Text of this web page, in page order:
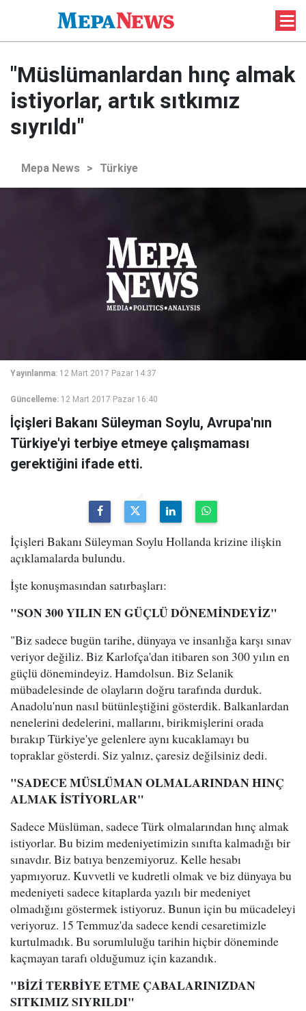
"Müslümanlardan hınç almak
istiyorlar, artık sıtkımız
sıyrıldı"
Mepa News > Türkiye
Yayınlanma: 12 Mart 2017 Pazar 14:37
Güncelleme: 12 Mart 2017 Pazar 16:40
İçişleri Bakanı Süleyman Soylu, Avrupa'nın
Türkiye'yi terbiye etmeye çalışmaması
gerektiğini ifade etti.
İçişleri Bakanı Süleyman Soylu Hollanda krizine ilişkin
açıklamalarda bulundu.
İşte konuşmasından satırbaşları:
"SON 300 YILIN EN GÜÇLÜ DÖNEMİNDEYİZ"
"Biz sadece bugün tarihe, dünyaya ve insanlığa karşı sınav
veriyor değiliz. Biz Karlofça'dan itibaren son 300 yılın en
güçlü dönemindeyiz. Hamdolsun. Biz Selanik
mübadelesinde de olayların doğru tarafında durduk.
Anadolu'nun nasıl bütünleştiğini gösterdik. Balkanlardan
nenelerini dedelerini, mallarını, birikmişlerini orada
bırakıp Türkiye'ye gelenlere aynı kucaklamayı bu
topraklar gösterdi. Siz yalnız, çaresiz değilsiniz dedi.
"SADECE MÜSLÜMAN OLMALARINDAN HINÇ
ALMAK İSTİYORLAR"
Sadece Müslüman, sadece Türk olmalarından hınç almak
istiyorlar. Bu bizim medeniyetimizin sınıfta kalmadığı bir
sınavdır. Biz batıya benzemiyoruz. Kelle hesabı
yapmıyoruz. Kuvvetli ve kudretli olmak ve biz dünyaya bu
medeniyeti sadece kitaplarda yazılı bir medeniyet
olmadığını göstermek istiyoruz. Bunun için bu mücadeleyi
veriyoruz. 15 Temmuz'da sadece kendi cesaretimizle
kurtulmadık. Bu sorumluluğu tarihin hiçbir döneminde
kaçmayan tarafı olduğumuz için kazandık.
"BİZİ TERBİYE ETME ÇABALARINIZDAN
SITKIMIZ SIYRILDI"